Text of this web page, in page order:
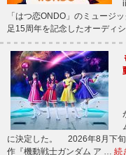
「はつ恋ONDO」のミュー
足15周年を記念したオーディ
に決定した。 2026年8月下旬
作『機動戦士ガンダム ア … 続